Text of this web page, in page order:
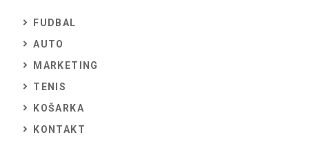
FUDBAL
AUTO
MARKETING
TENIS
KOŠARKA
KONTAKT